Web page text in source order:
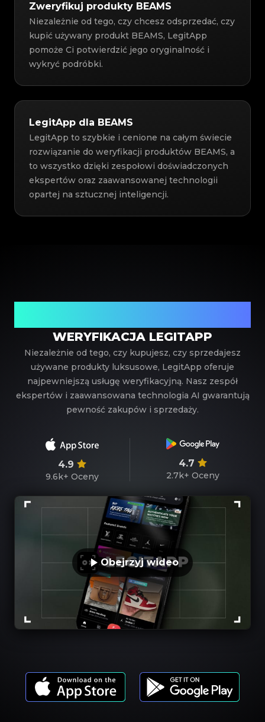
Zweryfikuj produkty BEAMS
Niezależnie od tego, czy chcesz odsprzedać, czy
kupić używany produkt BEAMS, LegitApp
pomoże Ci potwierdzić jego oryginalność i
wykryć podróbki.
LegitApp dla BEAMS
LegitApp to szybkie i cenione na całym świecie
rozwiązanie do weryfikacji produktów BEAMS, a
to wszystko dzięki zespołowi doświadczonych
ekspertów oraz zaawansowanej technologii
opartej na sztucznej inteligencji.
WERYFIKACJA LEGITAPP
Niezależnie od tego, czy kupujesz, czy sprzedajesz
używane produkty luksusowe, LegitApp oferuje
najpewniejszą usługę weryfikacyjną. Nasz zespół
ekspertów i zaawansowana technologia AI gwarantują
pewność zakupów i sprzedaży.
4.9
9.6k+ Oceny
4.7
2.7k+ Oceny
Obejrzyj wideo